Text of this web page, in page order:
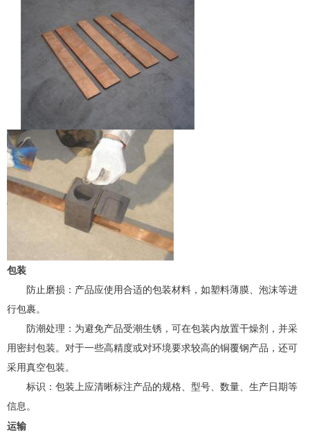
包装
防止磨损：产品应使用合适的包装材料，如塑料薄膜、泡沫等进
行包裹。
防潮处理：为避免产品受潮生锈，可在包装内放置干燥剂，并采
用密封包装。对于一些高精度或对环境要求较高的铜覆钢产品，还可
采用真空包装。
标识：包装上应清晰标注产品的规格、型号、数量、生产日期等
信息。
运输